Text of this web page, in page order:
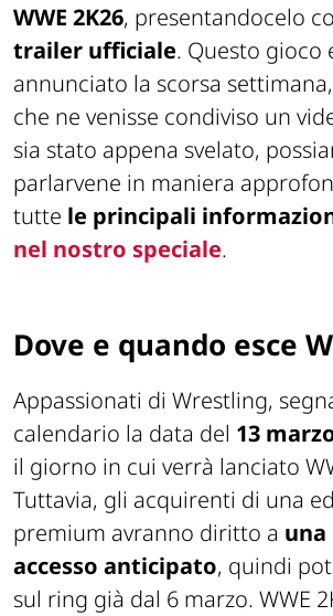
WWE 2K26, presentandocelo
trailer ufficiale. Questo gioco
annunciato la scorsa
che ne venisse condiviso un
sia stato appena svelato,
parlarvene in maniera
tutte le principali
nel nostro speciale.
Dove e quando esce
Appassionati di Wrestling,
calendario la data del 13
il giorno in cui verrà lanciato
Tuttavia, gli acquirenti di una
premium avranno diritto a
accesso anticipato, quindi
sul ring già dal 6 marzo. WWE